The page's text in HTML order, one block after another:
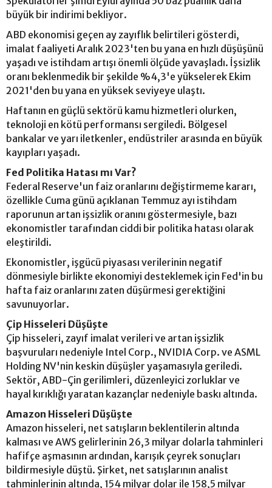
büyük bir indirimi bekliyor.
ABD ekonomisi geçen ay zayıflık belirtileri gösterdi,
imalat faaliyeti Aralık 2023'ten bu yana en hızlı düşüşünü
yaşadı ve istihdam artışı önemli ölçüde yavaşladı. İşsizlik
oranı beklenmedik bir şekilde %4,3'e yükselerek Ekim
2021'den bu yana en yüksek seviyeye ulaştı.
Haftanın en güçlü sektörü kamu hizmetleri olurken,
teknoloji en kötü performansı sergiledi. Bölgesel
bankalar ve yarı iletkenler, endüstriler arasında en büyük
kayıpları yaşadı.
Fed Politika Hatası mı Var?
Federal Reserve'un faiz oranlarını değiştirmeme kararı,
özellikle Cuma günü açıklanan Temmuz ayı istihdam
raporunun artan işsizlik oranını göstermesiyle, bazı
ekonomistler tarafından ciddi bir politika hatası olarak
eleştirildi.
Ekonomistler, işgücü piyasası verilerinin negatif
dönmesiyle birlikte ekonomiyi desteklemek için Fed'in bu
hafta faiz oranlarını zaten düşürmesi gerektiğini
savunuyorlar.
Çip Hisseleri Düşüşte
Çip hisseleri, zayıf imalat verileri ve artan işsizlik
başvuruları nedeniyle Intel Corp., NVIDIA Corp. ve ASML
Holding NV'nin keskin düşüşler yaşamasıyla geriledi.
Sektör, ABD-Çin gerilimleri, düzenleyici zorluklar ve
hayal kırıklığı yaratan kazançlar nedeniyle baskı altında.
Amazon Hisseleri Düşüşte
Amazon hisseleri, net satışların beklentilerin altında
kalması ve AWS gelirlerinin 26,3 milyar dolarla tahminleri
hafifçe aşmasının ardından, karışık çeyrek sonuçları
bildirmesiyle düştü. Şirket, net satışlarının analist
tahminlerinin altında, 154 milyar dolar ile 158,5 milyar